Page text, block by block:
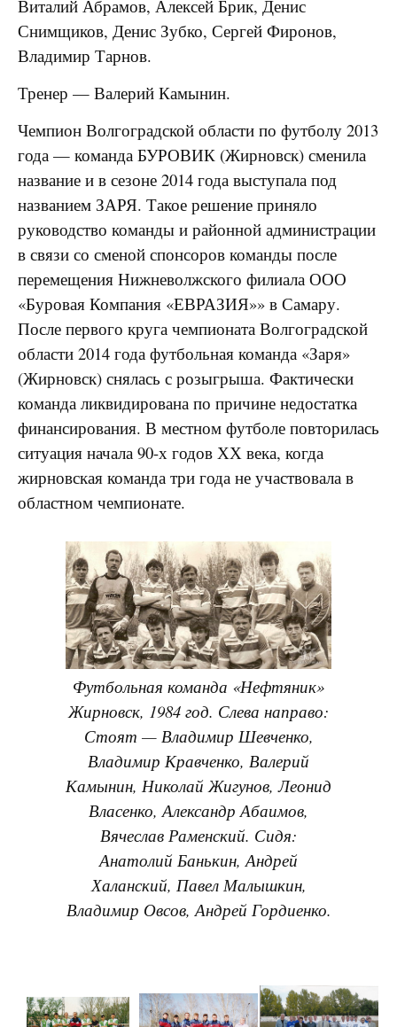
Виталий Абрамов, Алексей Брик, Денис
Снимщиков, Денис Зубко, Сергей Фиронов,
Владимир Тарнов.
Тренер — Валерий Камынин.
Чемпион Волгоградской области по футболу 2013
года — команда БУРОВИК (Жирновск) сменила
название и в сезоне 2014 года выступала под
названием ЗАРЯ. Такое решение приняло
руководство команды и районной администрации
в связи со сменой спонсоров команды после
перемещения Нижневолжского филиала ООО
«Буровая Компания «ЕВРАЗИЯ»» в Самару.
После первого круга чемпионата Волгоградской
области 2014 года футбольная команда «Заря»
(Жирновск) снялась с розыгрыша. Фактически
команда ликвидирована по причине недостатка
финансирования. В местном футболе повторилась
ситуация начала 90-х годов ХХ века, когда
жирновская команда три года не участвовала в
областном чемпионате.
Футбольная команда «Нефтяник»
Жирновск, 1984 год. Слева направо:
Стоят — Владимир Шевченко,
Владимир Кравченко, Валерий
Камынин, Николай Жигунов, Леонид
Власенко, Александр Абаимов,
Вячеслав Раменский. Сидя:
Анатолий Банькин, Андрей
Халанский, Павел Малышкин,
Владимир Овсов, Андрей Гордиенко.